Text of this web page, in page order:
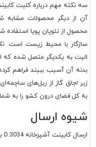
آن از دیگر محصولات مشابه
محصول از نئوپان پویا
سازگار با محیط زیست است.
الیت به یکدیگر متصل شده که
بدنه آن آسیب ببیند فراهم
زیر اجاق گاز از ریل‌های
به کل فضای درون کشو را به
شیوه ارسال
ارسال کابینت آشپزخانه D.3034 برای خریداران ساکن تهران و کرج رایگان است.